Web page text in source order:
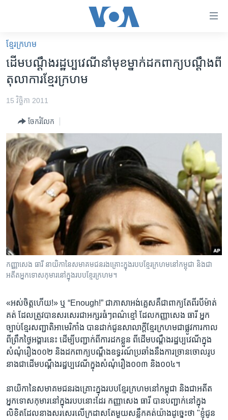
គេហទំព័រ​
ទាក់ទង
និង​
ព័ត៌មាន​​
តែ​
ម្តង
រំលង​
និង​
ចូល​
ទៅ​
ទំព័រ​
រចនា
សម្ព័ន្ធ​
រំលង​
និង​
ចូល​
កាន់​
ទំព័រ​
ស្វែង​
រក
កម្ពុជា
ហេឡូវីអូអេ
កម្ពុជាច្នៃប្រតិដ្ឋ
ព្រឹត្តិការណ៍ព័ត៌មាន
ទូរទស្សន៍ / វីដេអូ​
វិទ្យុ / ផតខាសថ៍
កម្មវិធីទាំងអស់
Khmer English
បណ្តាញ​សង្គម
ភាសា
ខ្មែរ​ក្រហម
ដើម​បណ្តឹង​រដ្ឋប្បវេណី​នាំមុខ​ម្នាក់​ដកពាក្យ​បណ្តឹង​ពី​
តុលាការ​ខ្មែរ​ក្រហម
15 វិច្ឆិកា 2011
ចែករំលែក
កញ្ញា​សេង​ ធារី នាយិកា​នៃ​សមាគម​ជន​រងគ្រោះក្នុង​របប​ខ្មែរ​ក្រហម​នៅ​កម្ពុជា ​និង​ជា​
អតីត​អ្នក​ទោស​កុមារ​នៅ​ក្នុង​របប​ខ្មែរក្រហម។
«អស់​ចិត្ត​ហើយ!» ឬ “Enough!” ជា​ភាសាអង់គ្លេស​គឺ​ជា​ពាក្យ​តែ​ពីរ​បី​ម៉ាត់​
គត់ ដែល​ត្រូវ​បាន​សរសេរ​ជា​អក្សរ​ធំៗ​ពណ៌​ខ្មៅ ​ដែល​កញ្ញា​សេង ​ធារី​ អ្នក​
ច្បាប់​ខ្មែរ​សញ្ជាតិ​អាមេរិកាំង​ បាន​ដាក់​ជូន​សាលាក្ដី​ខ្មែរក្រហម​ជាផ្លូវការ​កាល​
ពី​ព្រឹក​ថ្ងៃ​អង្គារ​នេះ ​ដើម្បី​បញ្ជាក់​ពី​ការ​ដក​ខ្លួន ​ពី​ដើម​បណ្ដឹង​រដ្ឋប្បវេណី​ក្នុង​
សំណុំ​រឿង០០២ ​និង​ដក​ពាក្យ​បណ្ដឹង​ឧទ្ធរណ៍​ប្រឆាំង​នឹង​ការ​ច្រាន​ចោល​រូប​
នាង​ជាដើម​បណ្ដឹង​រដ្ឋប្ប​វេណីក្នុង​សំណុំរឿង​០០៣ ​និង​០០៤។
នាយិកា​នៃ​សមាគម​ជន​រងគ្រោះក្នុង​របប​ខ្មែរ​ក្រហម​នៅ​កម្ពុជា ​និង​ជា​អតីត​
អ្នក​ទោស​កុមារ​នៅ​ក្នុង​របប​នោះ​ដែរ ​កញ្ញា​សេង​ ធារី​ បាន​បញ្ជាក់​នៅ​ក្នុង​
លិខិត​ដែល​នាង​សរសេរ​លើ​ក្រដាស​តែមួយសន្លឹក​គត់​យ៉ាង​ដូច្នេះ​ថា​ "​ខ្ញុំ​ជូន​